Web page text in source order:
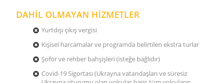
DAHİL OLMAYAN HİZMETLER
Yurtdışı çıkış vergisi
Kişisel harcamalar ve programda belirtilen ekstra turlar
Şoför ve rehber bahşişleri (isteğe bağlıdır)
Covid-19 Sigortası (Ukrayna vatandaşları ve süresiz